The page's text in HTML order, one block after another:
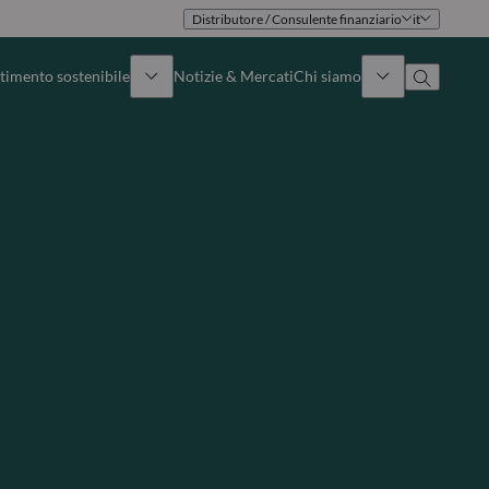
Distributore / Consulente finanziario it
sostenibile Notizie & MercatiChi siamo